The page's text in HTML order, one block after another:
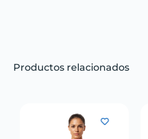
Productos relacionados